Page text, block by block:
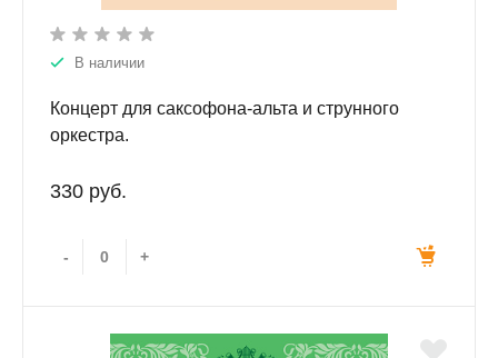
В наличии
Концерт для саксофона-альта и струнного
оркестра.
330 руб.
- +